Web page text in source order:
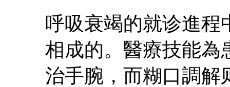
呼吸衰竭的就诊進程
相成的。醫療技能為
治手腕，而糊口調解